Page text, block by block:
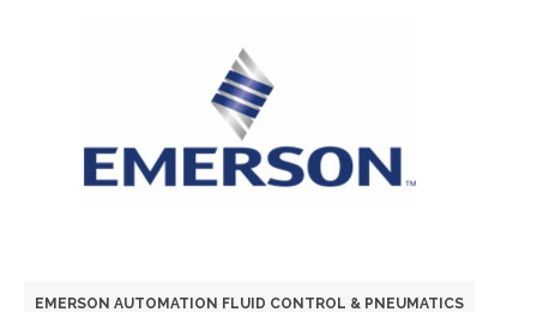
EMERSON AUTOMATION FLUID CONTROL & PNEUMATICS